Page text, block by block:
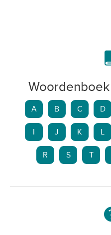
A B C D
J K L
R S T